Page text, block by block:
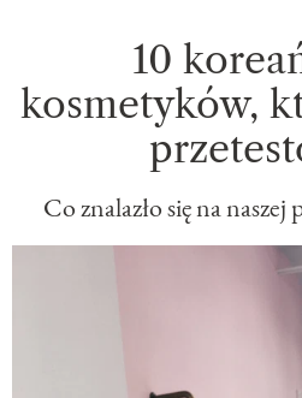
10
kosmetyków,
Co znalazło się na